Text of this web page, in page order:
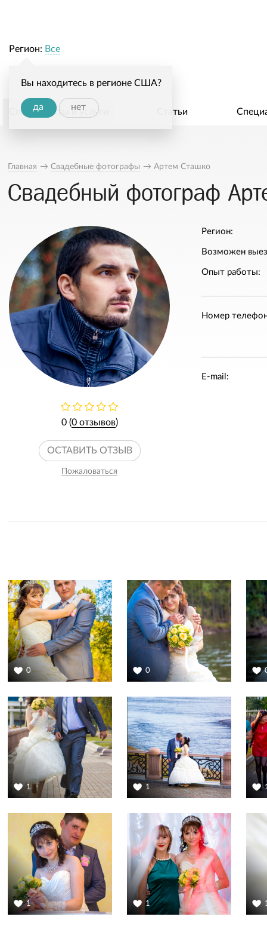
Регион: Все
Вы находитесь в регионе США?
да нет
Специалисты и услуги Статьи
Главная → Свадебные фотографы → Артем Сташко
Свадебный фотограф
0 (0 отзывов)
ОСТАВИТЬ ОТЗЫВ
Пожаловаться
Регион:
Возможен
Опыт работы:
Номер
E-mail:
0 0
1 1
1 1